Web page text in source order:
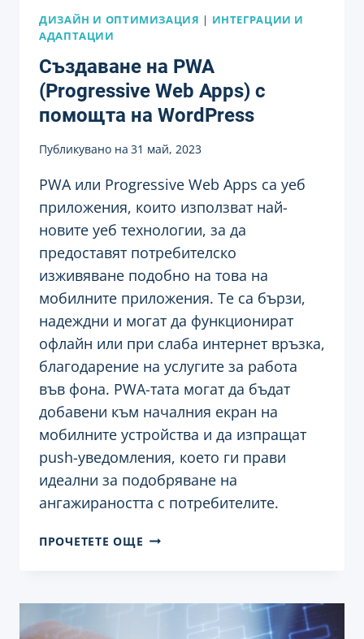
ДИЗАЙН И ОПТИМИЗАЦИЯ | ИНТЕГРАЦИИ И
АДАПТАЦИИ
Създаване на PWA
(Progressive Web Apps) с
помощта на WordPress
Публикувано на 31 май, 2023
PWA или Progressive Web Apps са уеб
приложения, които използват най-
новите уеб технологии, за да
предоставят потребителско
изживяване подобно на това на
мобилните приложения. Те са бързи,
надеждни и могат да функционират
офлайн или при слаба интернет връзка,
благодарение на услугите за работа
във фона. PWA-тата могат да бъдат
добавени към началния екран на
мобилните устройства и да изпращат
push-уведомления, което ги прави
идеални за подобряване на
ангажираността с потребителите.
ПРОЧЕТЕТЕ ОЩЕ СЪЗДАВАНЕ